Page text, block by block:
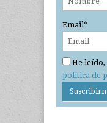
Email*
He leído,
política de